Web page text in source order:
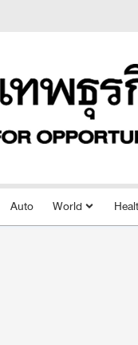
Auto World